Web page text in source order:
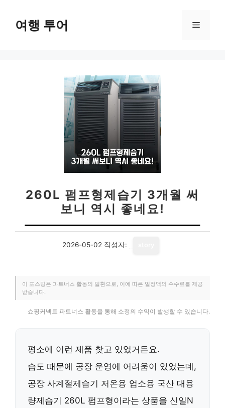
여행 투어 메
260L 펌프형제습기 3개월 써
보니 역시 좋네요!
2026-05-02 작성자:
이 포스팅은 파트너스 활동의 일환으로, 이에 따른 일정액의 수수료를 제공
받습니다.
쇼핑커넥트 파트너스 활동을 통해 소정의 수익이 발생할 수 있습니다.
평소에 이런 제품 찾고 있었거든요.
습도 때문에 공장 운영에 어려움이 있었는데,
공장 사계절제습기 저온용 업소용 국산 대용
량제습기 260L 펌프형이라는 상품을 신일N